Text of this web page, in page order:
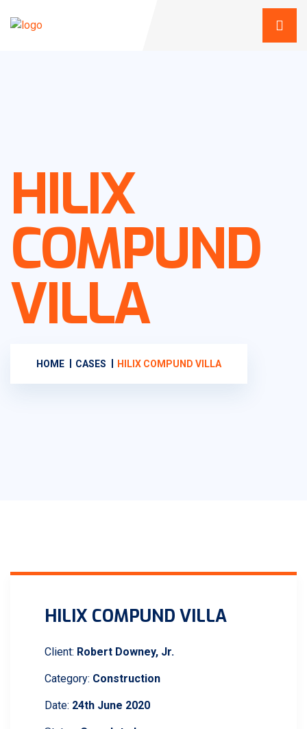
HILIX
COMPUND
VILLA
HOME CASES HILIX COMPUND VILLA
HILIX COMPUND VILLA
Client: Robert Downey, Jr.
Category: Construction
Date: 24th June 2020